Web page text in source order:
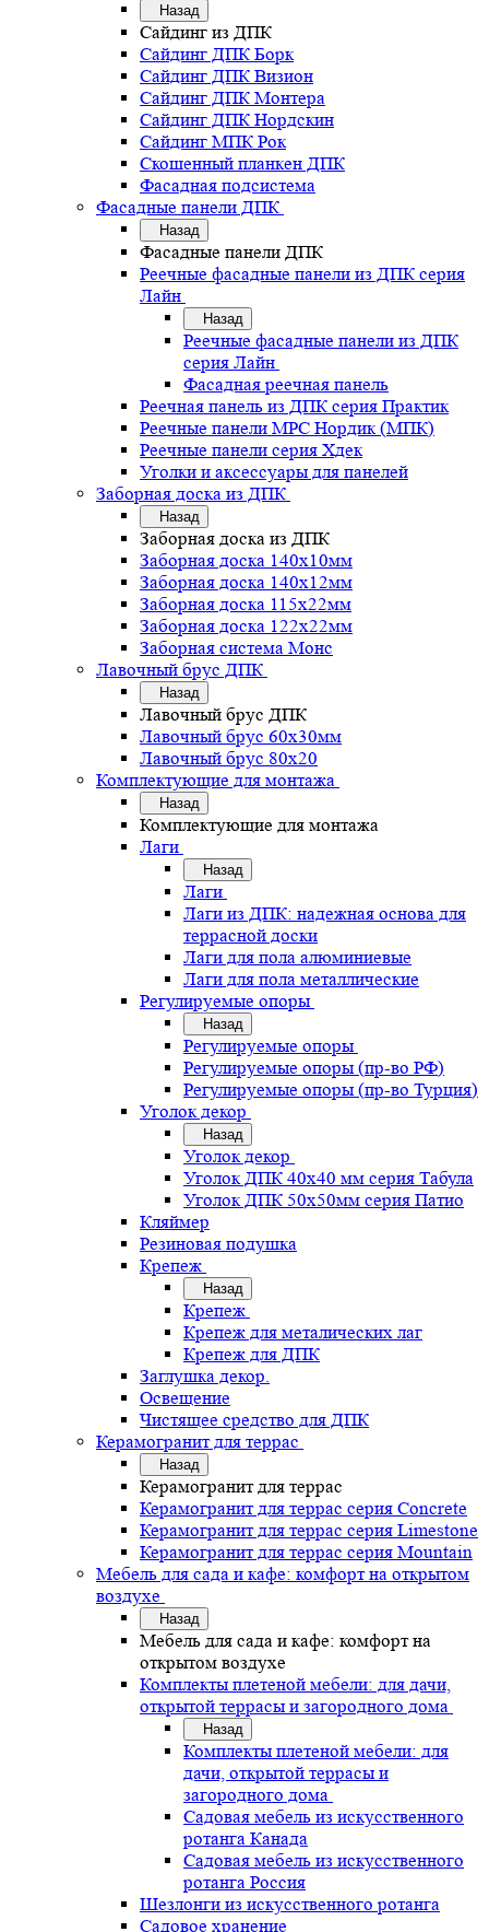
Назад
Сайдинг из ДПК
Сайдинг ДПК Борк
Сайдинг ДПК Визион
Сайдинг ДПК Монтера
Сайдинг ДПК Нордскин
Сайдинг МПК Рок
Скошенный планкен ДПК
Фасадная подсистема
Фасадные панели ДПК
Назад
Фасадные панели ДПК
Реечные фасадные панели из ДПК серия
Лайн
Назад
Реечные фасадные панели из ДПК
серия Лайн
Фасадная реечная панель
Реечная панель из ДПК серия Практик
Реечные панели MPC Нордик (МПК)
Реечные панели серия Хдек
Уголки и аксессуары для панелей
Заборная доска из ДПК
Назад
Заборная доска из ДПК
Заборная доска 140х10мм
Заборная доска 140х12мм
Заборная доска 115х22мм
Заборная доска 122х22мм
Заборная система Монс
Лавочный брус ДПК
Назад
Лавочный брус ДПК
Лавочный брус 60х30мм
Лавочный брус 80х20
Комплектующие для монтажа
Назад
Комплектующие для монтажа
Лаги
Назад
Лаги
Лаги из ДПК: надежная основа для
террасной доски
Лаги для пола алюминиевые
Лаги для пола металлические
Регулируемые опоры
Назад
Регулируемые опоры
Регулируемые опоры (пр-во РФ)
Регулируемые опоры (пр-во Турция)
Уголок декор
Назад
Уголок декор
Уголок ДПК 40х40 мм серия Табула
Уголок ДПК 50х50мм серия Патио
Кляймер
Резиновая подушка
Крепеж
Назад
Крепеж
Крепеж для металических лаг
Крепеж для ДПК
Заглушка декор.
Освещение
Чистящее средство для ДПК
Керамогранит для террас
Назад
Керамогранит для террас
Керамогранит для террас серия Concrete
Керамогранит для террас серия Limestone
Керамогранит для террас серия Mountain
Мебель для сада и кафе: комфорт на открытом
воздухе
Назад
Мебель для сада и кафе: комфорт на
открытом воздухе
Комплекты плетеной мебели: для дачи,
открытой террасы и загородного дома
Назад
Комплекты плетеной мебели: для
дачи, открытой террасы и
загородного дома
Садовая мебель из искусственного
ротанга Канада
Садовая мебель из искусственного
ротанга Россия
Шезлонги из искусственного ротанга
Садовое хранение